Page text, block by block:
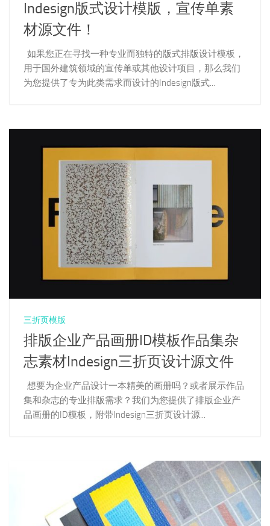
Indesign版式设计模版，宣传单素
材源文件！
如果您正在寻找一种专业而独特的版式排版设计模板，
用于国外建筑领域的宣传单或其他设计项目，那么我们
为您提供了专为此类需求而设计的Indesign版式...
三折页模版
排版企业产品画册ID模板作品集杂
志素材Indesign三折页设计源文件
想要为企业产品设计一本精美的画册吗？或者展示作品
集和杂志的专业排版需求？我们为您提供了排版企业产
品画册的ID模板，附带Indesign三折页设计源...